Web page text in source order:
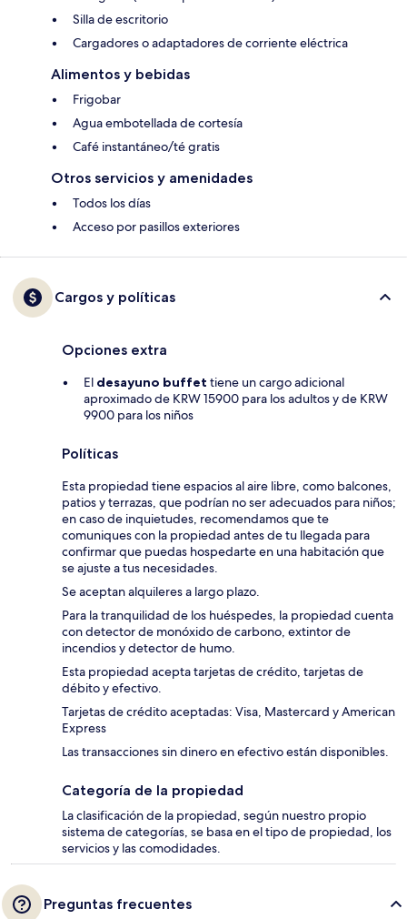
Silla de escritorio
Cargadores o adaptadores de corriente eléctrica
Alimentos y bebidas
Frigobar
Agua embotellada de cortesía
Café instantáneo/té gratis
Otros servicios y amenidades
Todos los días
Acceso por pasillos exteriores
Cargos y políticas
Opciones extra
El desayuno buffet tiene un cargo adicional
aproximado de KRW 15900 para los adultos y de KRW
9900 para los niños
Políticas
Esta propiedad tiene espacios al aire libre, como balcones,
patios y terrazas, que podrían no ser adecuados para niños;
en caso de inquietudes, recomendamos que te
comuniques con la propiedad antes de tu llegada para
confirmar que puedas hospedarte en una habitación que
se ajuste a tus necesidades.
Se aceptan alquileres a largo plazo.
Para la tranquilidad de los huéspedes, la propiedad cuenta
con detector de monóxido de carbono, extintor de
incendios y detector de humo.
Esta propiedad acepta tarjetas de crédito, tarjetas de
débito y efectivo.
Tarjetas de crédito aceptadas: Visa, Mastercard y American
Express
Las transacciones sin dinero en efectivo están disponibles.
Categoría de la propiedad
La clasificación de la propiedad, según nuestro propio
sistema de categorías, se basa en el tipo de propiedad, los
servicios y las comodidades.
Preguntas frecuentes